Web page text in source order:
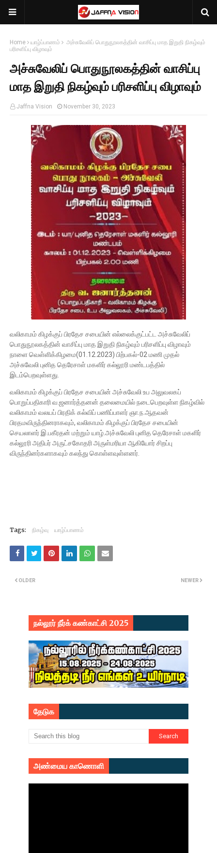
Home யாழ்ப்பாணம்
அச்சுவேலிப் பொதுநூலகத்தின் வாசிப்பு மாத இறுதி நிகழ்வும்
பரிசளிப்பு விழாவும்
அச்சுவேலிப் பொதுநூலகத்தின் வாசிப்பு
மாத இறுதி நிகழ்வும் பரிசளிப்பு விழாவும்
Jaffna Vision November 30, 2023
வலிகாமம் கிழக்குப் பிரதேச சபையின் எல்லைக்குட்பட்ட அச்சுவேலிப்
பொதுநூலகத்தின் வாசிப்பு மாத இறுதி நிகழ்வும் பரிசளிப்பு விழாவும்
நாளை வெள்ளிக்கிழமை(01.12.2023) பிற்பகல்-02 மணி முதல்
அச்சுவேலி புனித தெரேசாள் மகளிர் கல்லூரி மண்டபத்தில்
இடம்பெறவுள்ளது.
வலிகாமம் கிழக்குப் பிரதேச சபையின் அச்சுவேலி உப அலுவலகப்
பொறுப்பதிகாரி வ.ஜனார்த்தனன் தலைமையில் நடைபெறவுள்ள நிகழ்வில்
வலிகாமம் வலயப் பிரதிக் கல்விப் பணிப்பாளர் ஞா.ந.ஆதவன்
பிரதமவிருந்தினராகவும், வலிகாமம் கிழக்குப் பிரதேச சபையின்
செயலாளர் இ.பகீரதன் மற்றும் யாழ்.அச்சுவேலி புனித தெரேசாள் மகளிர்
கல்லூரி அதிபர் அருட்சகோதரி அருள்மரியா ஆகியோர் சிறப்பு
விருந்தினர்களாகவும் கலந்து கொள்ளவுள்ளனர்.
Tags: நிகழ்வு யாழ்ப்பாணம்
NEWER
OLDER
நல்லூர் நீர்க் கண்காட்சி 2025
தேடுக
அண்மைய காணொளி